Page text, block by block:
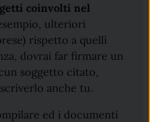
coinvolti nel
ulteriori
rispetto a quelli
dovrai far firmare un
soggetto citato,
anche tu.
ed i documenti